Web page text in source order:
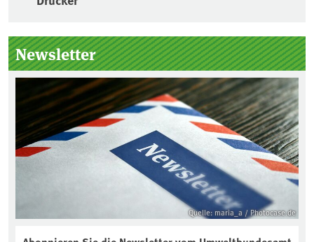
Seitenleiste
Newsletter
Quelle: maria_a / Photocase.de